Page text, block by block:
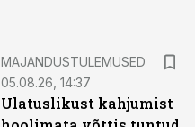
MAJANDUSTULEMUSED
05.08.26, 14:37
Ulatuslikust kahjumist